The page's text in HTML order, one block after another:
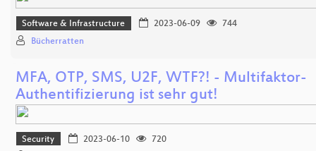
Software & Infrastructure 2023-06-09
744
Bücherratten
MFA, OTP, SMS, U2F, WTF?! - Multifaktor-
Authentifizierung ist sehr gut!
Security 2023-06-10
720